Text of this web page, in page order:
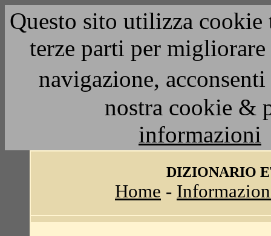
Questo sito utilizza
terze parti per
navigazione,
nostra cookie &
informazioni
DIZIONARIO
Home -